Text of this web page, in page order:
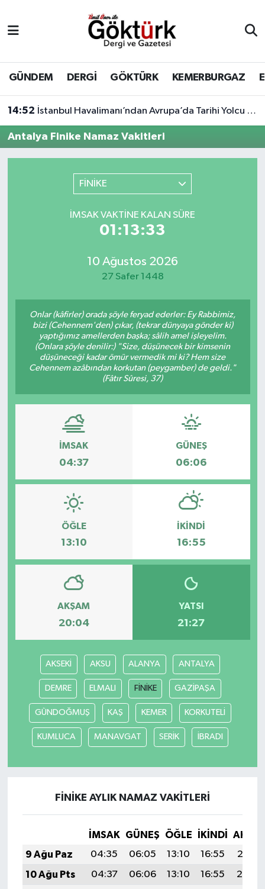
GÜNDEM DERGİ GÖKTÜRK KEMERBURGAZ
14:52 İstanbul Havalimanı’ndan Avrupa’da Tarihi Yolcu Rekoru
Antalya Finike Namaz Vakitleri
FİNİKE
İMSAK VAKTINE KALAN SÜRE
01:13:33
10 Ağustos 2026
27 Safer 1448
Onlar (kâfirler) orada şöyle feryad ederler: Ey Rabbimiz,
bizi (Cehennem'den) çıkar, (tekrar dünyaya gönder ki)
yaptığımız amellerden başka; sâlih amel işleyelim.
(Onlara şöyle denilir:) "Size, düşünecek bir kimsenin
düşüneceği kadar ömür vermedik mi ki? Hem size
Cehennem azâbından korkutan (peygamber) de geldi."
(Fâtır Sûresi, 37)
İMSAK
04:37
GÜNEŞ
06:06
ÖĞLE
13:10
İKINDI
16:55
AKŞAM
20:04
YATSI
21:27
AKSEKİ AKSU ALANYA ANTALYA
DEMRE ELMALI FİNİKE GAZİPAŞA
GÜNDOĞMUŞ KAŞ KEMER KORKUTELİ
KUMLUCA MANAVGAT SERİK İBRADI
FİNİKE AYLIK NAMAZ VAKITLERI
İMSAK GÜNEŞ ÖĞLE İKINDI
9 Ağu Paz
04:35 06:05 13:10 16:55
20:05
10 Ağu Pts
04:37 06:06 13:10 16:55
20:04
BİLİM
DERGİ
DÜNYA
EKONOMİ
KÜLTÜR - SANAT
MAGAZİN
SAĞLIK
TEKNOLOJİ
TİCARET
YAŞAM
Eyüpsultan Hava Durumu
Eyüpsultan Trafik Yoğunluk Haritası
Süper Lig Puan Durumu ve Fikstür
Tüm Manşetler
Haber Arşivi